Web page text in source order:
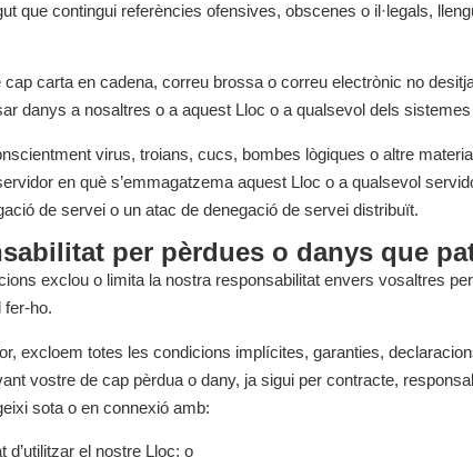
que contingui referències ofensives, obscenes o il·legals,
carta en cadena, correu brossa o correu electrònic no
danys a nosaltres o a aquest Lloc o a qualsevol dels
virus, troians, cucs, bombes lògiques o altre
en què s’emmagatzema aquest Lloc o a qualsevol
de servei o un atac de denegació de servei distribuït.
per pèrdues o danys que
exclou o limita la nostra responsabilitat envers vosaltres
fer-ho.
excloem totes les condicions implícites, garanties,
vostre de cap pèrdua o dany, ja sigui per contracte,
sota o en connexió amb:
d’utilitzar el nostre Lloc; o